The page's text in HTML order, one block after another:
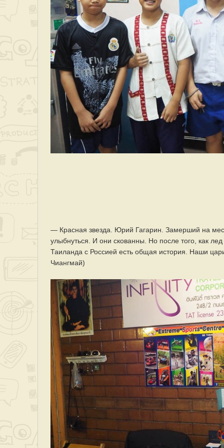
— Красная звезда. Юрий Гагарин. Замерший на
улыбнуться. И они скованны. Но после того, как
Таиланда с Россией есть общая история. Наши
Чиангмай)